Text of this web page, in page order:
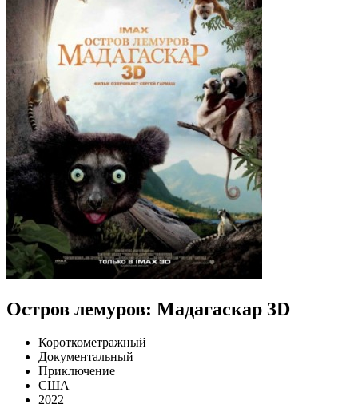
Остров лемуров: Мадагаскар 3D
Короткометражный
Документальный
Приключение
США
2022